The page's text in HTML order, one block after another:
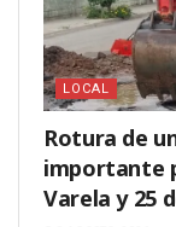
LOCAL
Rotura de
importante
Varela y 25